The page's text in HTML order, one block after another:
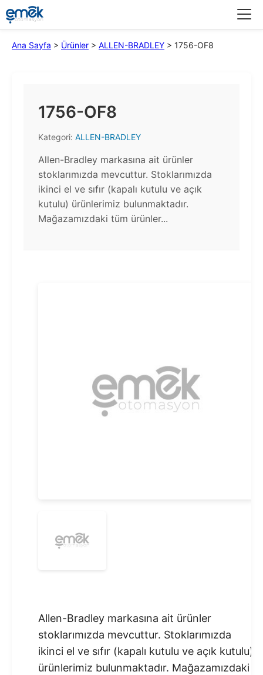
Ana Sayfa > Ürünler > ALLEN-BRADLEY > 1756-OF8
1756-OF8
Kategori: ALLEN-BRADLEY
Allen-Bradley markasına ait ürünler
stoklarımızda mevcuttur. Stoklarımızda
ikinci el ve sıfır (kapalı kutulu ve açık
kutulu) ürünlerimiz bulunmaktadır.​
Mağazamızdaki tüm ürünler...
Allen-Bradley markasına ait ürünler
stoklarımızda mevcuttur. Stoklarımızda
ikinci el ve sıfır (kapalı kutulu ve açık kutulu)
ürünlerimiz bulunmaktadır.​ Mağazamızdaki